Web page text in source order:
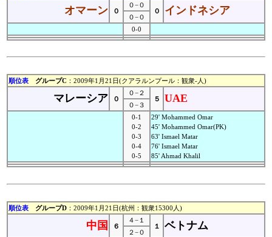
オマーン ０
０−０
０
インドネシア
０−０
0-0
順位表 グループC ：2009年1月21日(クアラルンプール：観衆-人)
マレーシア ０
０−２
５
UAE
０−３
0-1
0-2
0-3
0-4
0-5
29' Mohammed Omar
45' Mohammed Omar(PK)
63' Ismael Matar
76' Ismael Matar
85' Ahmad Khalil
順位表 グループD ：2009年1月21日(杭州：観衆15300人)
中国 ６
４−１
１
ベトナム
２−０